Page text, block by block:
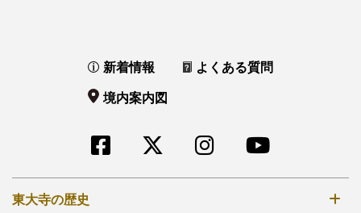
新着情報
よくある質問
境内案内図
東大寺の歴史